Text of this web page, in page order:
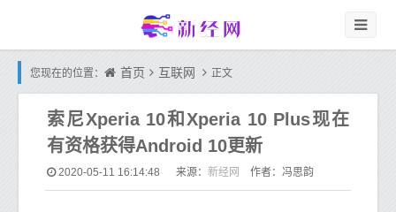
您现在的位置： 首页 互联网 正文
索尼Xperia 10和Xperia 10 Plus现在
有资格获得Android 10更新
2020-05-11 16:14:48 来源： 新经网 作者：冯思韵